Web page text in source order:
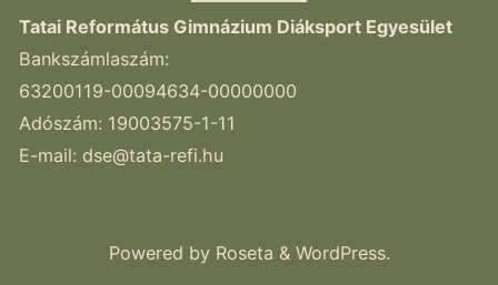
Tatai Református Gimnázium Diáksport Egyesület
Bankszámlaszám:
63200119-00094634-00000000
Adószám: 19003575-1-11
E-mail: dse@tata-refi.hu
Powered byRoseta & WordPress.